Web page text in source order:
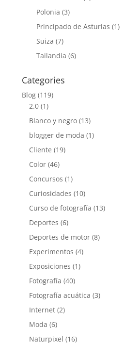
Polonia (3)
Principado de Asturias (1)
Suiza (7)
Tailandia (6)
Categories
Blog(119)
2.0(1)
Blanco y negro(13)
blogger de moda (1)
Cliente (19)
Color(46)
Concursos (1)
Curiosidades (10)
Curso de fotografía (13)
Deportes (6)
Deportes de motor(8)
Experimentos (4)
Exposiciones (1)
Fotografía (40)
Fotografía acuática (3)
Internet(2)
Moda (6)
Naturpixel (16)